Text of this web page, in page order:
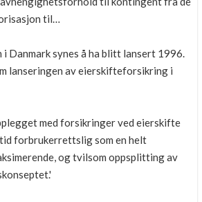
til…
Danmark synes å ha blitt lansert 1996.
lanseringen av eierskifteforsikring i
med forsikringer ved eierskifte
forbrukerrettslig som en helt
og tvilsom oppsplitting av